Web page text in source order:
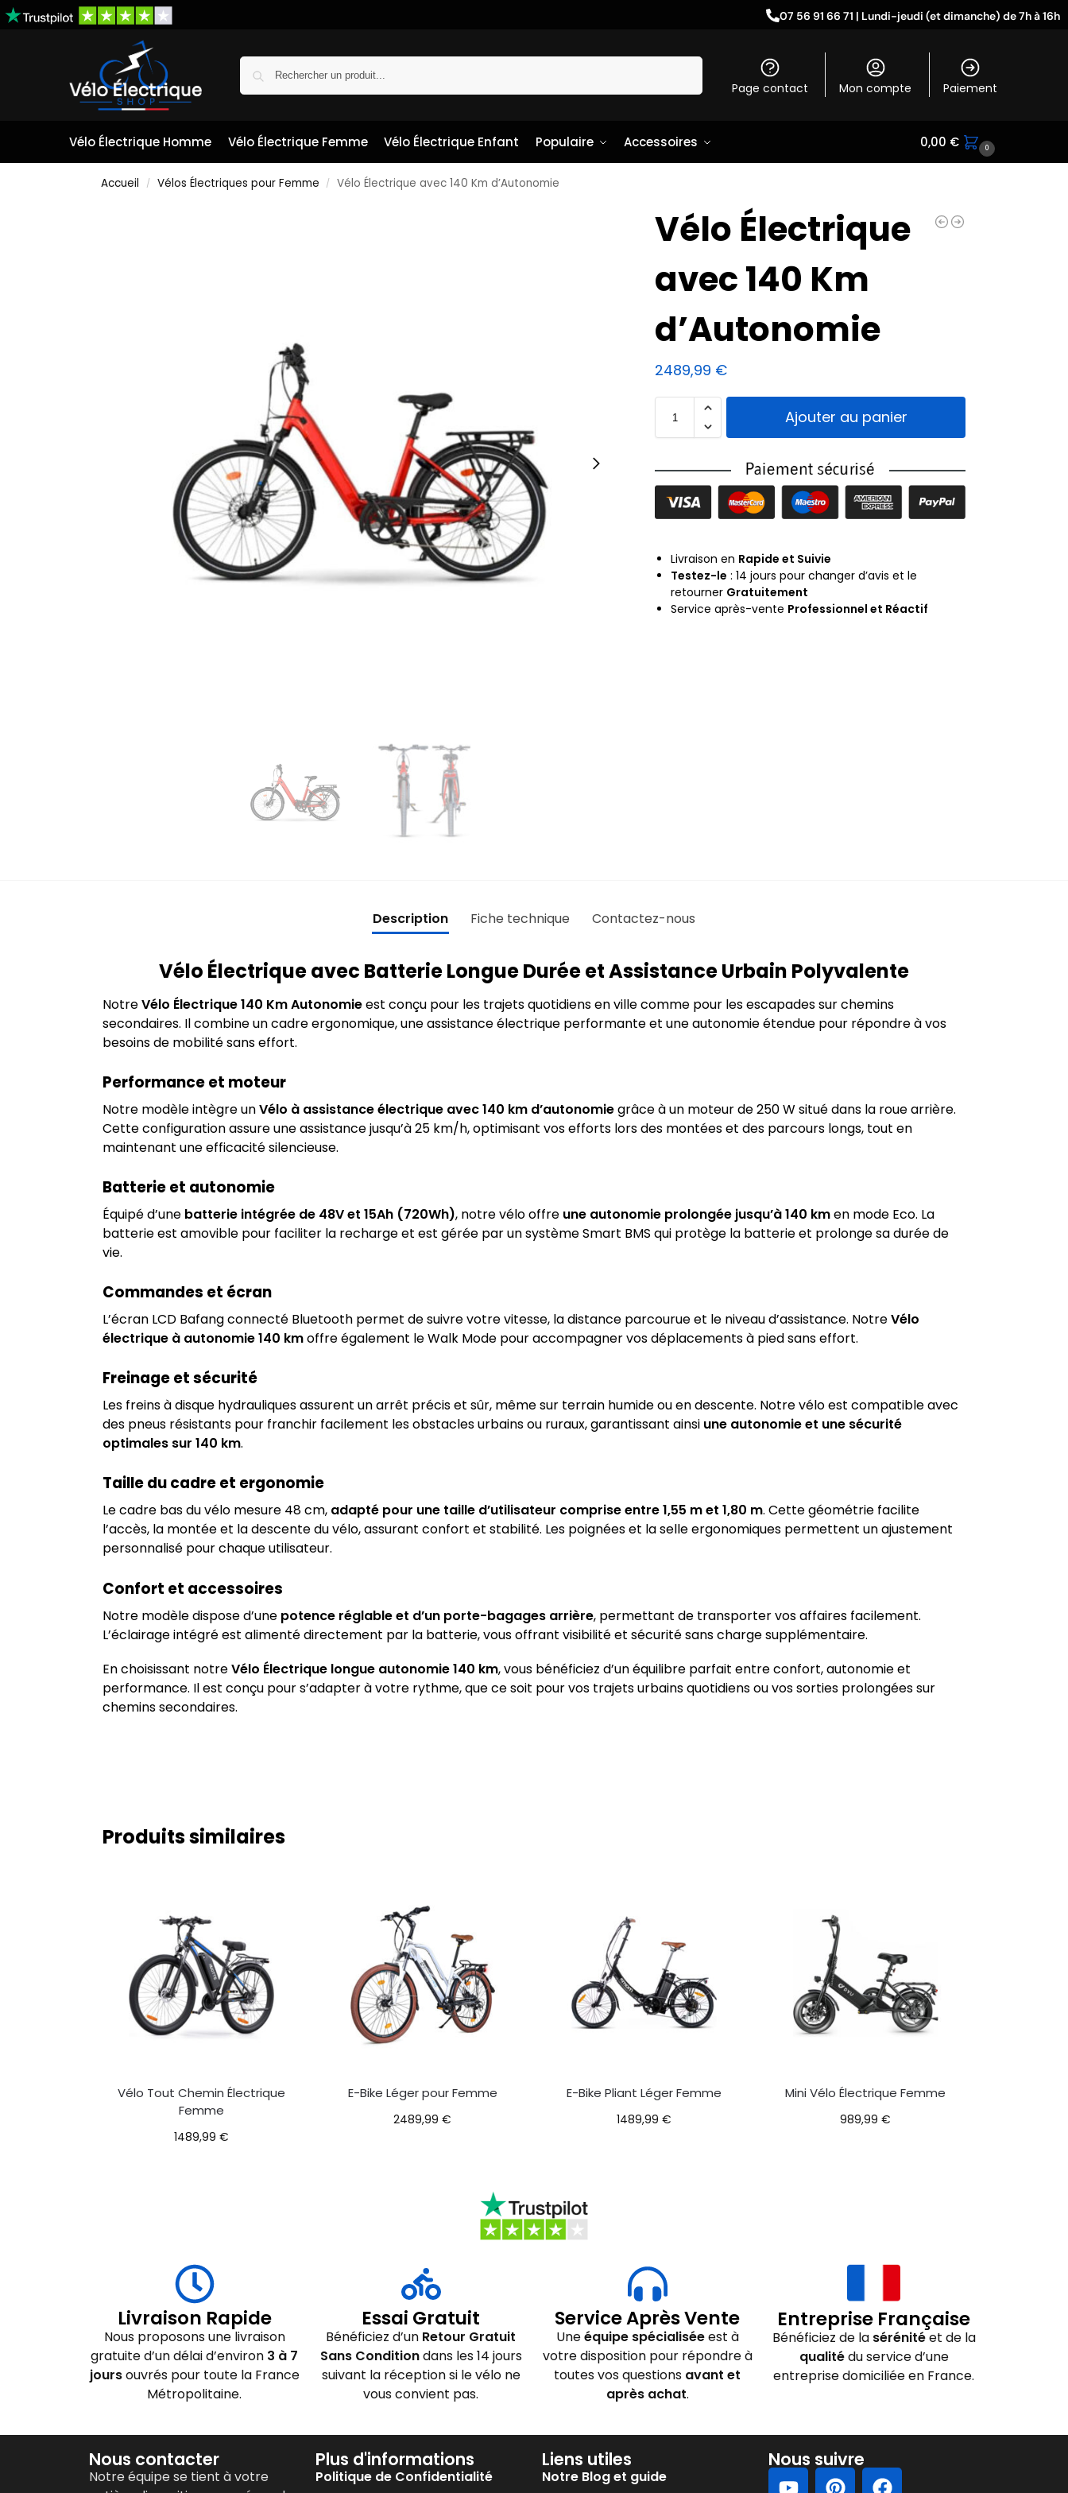
07 56 91 66 71 | Lundi-jeudi (et dimanche) de 7h à 16h
Page contact Mon compte Paiement
Vélo Électrique Homme Vélo Électrique Femme Vélo Électrique Enfant Populaire Accessoires 0,00 € 0
Accueil / Vélos Électriques pour Femme / Vélo Électrique avec 140 Km d’Autonomie
Vélo Électrique
avec 140 Km
d’Autonomie
2489,99 €
Ajouter au panier
Livraison en Rapide et Suivie
Testez-le : 14 jours pour changer d’avis et le
retourner Gratuitement
Service après-vente Professionnel et Réactif
Description Fiche technique Contactez-nous
Vélo Électrique avec Batterie Longue Durée et Assistance Urbain Polyvalente
NotreVélo Électrique 140 Km Autonomieest conçu pour les trajets quotidiens en ville comme pour les escapades sur chemins
secondaires. Il combine un cadre ergonomique, une assistance électrique performante et une autonomie étendue pour répondre à vos
besoins de mobilité sans effort.
Performance et moteur
Notre modèle intègre unVélo à assistance électrique avec 140 km d’autonomiegrâce à un moteur de 250 W situé dans la roue arrière.
Cette configuration assure une assistance jusqu’à 25 km/h, optimisant vos efforts lors des montées et des parcours longs, tout en
maintenant une efficacité silencieuse.
Batterie et autonomie
Équipé d’une batterie intégrée de 48V et 15Ah (720Wh), notre vélo offre une autonomie prolongée jusqu’à 140 kmen mode Eco. La
batterie est amovible pour faciliter la recharge et est gérée par un système Smart BMS qui protège la batterie et prolonge sa durée de
vie.
Commandes et écran
L’écran LCD Bafang connecté Bluetooth permet de suivre votre vitesse, la distance parcourue et le niveau d’assistance. NotreVélo
électrique à autonomie 140 kmoffre également le Walk Mode pour accompagner vos déplacements à pied sans effort.
Freinage et sécurité
Les freins à disque hydrauliques assurent un arrêt précis et sûr, même sur terrain humide ou en descente. Notre vélo est compatible avec
des pneus résistants pour franchir facilement les obstacles urbains ou ruraux, garantissant ainsi une autonomie et une sécurité
optimales sur 140 km.
Taille du cadre et ergonomie
Le cadre bas du vélo mesure 48 cm, adapté pour une taille d’utilisateur comprise entre 1,55 m et 1,80 m. Cette géométrie facilite
l’accès, la montée et la descente du vélo, assurant confort et stabilité. Les poignées et la selle ergonomiques permettent un ajustement
personnalisé pour chaque utilisateur.
Confort et accessoires
Notre modèle dispose d’une potence réglable et d’un porte-bagages arrière, permettant de transporter vos affaires facilement.
L’éclairage intégré est alimenté directement par la batterie, vous offrant visibilité et sécurité sans charge supplémentaire.
En choisissant notreVélo Électrique longue autonomie 140 km, vous bénéficiez d’un équilibre parfait entre confort, autonomie et
performance. Il est conçu pour s’adapter à votre rythme, que ce soit pour vos trajets urbains quotidiens ou vos sorties prolongées sur
chemins secondaires.
Produits similaires
Vélo Tout Chemin Électrique
Femme
1489,99 €
E-Bike Léger pour Femme
2489,99€
E-Bike Pliant Léger Femme
1489,99€
Mini Vélo Électrique Femme
989,99€
Livraison Rapide
Nous proposons une livraison
gratuite d’un délai d’environ 3 à 7
joursouvrés pour toute la France
Métropolitaine.
Essai Gratuit
Bénéficiez d’un Retour Gratuit
Sans Conditiondans les 14 jours
suivant la réception si le vélo ne
vous convient pas.
Service Après Vente
Uneéquipe spécialiséeest à
votre disposition pour répondre à
toutes vos questions avant et
après achat.
Entreprise Française
Bénéficiez de la sérénitéet de la
qualitédu service d’une
entreprise domiciliée en France.
Nous contacter
Notre équipe se tient à votre
Plus d'informations
Politique de Confidentialité
Liens utiles
Notre Blog et guide
Nous suivre